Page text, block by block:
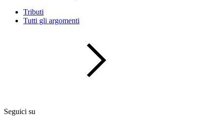
Tributi
Tutti gli argomenti
Seguici su